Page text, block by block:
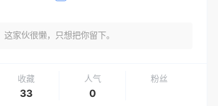
这家伙很懒，只想把你留下。
收藏
33
人气
0
粉丝